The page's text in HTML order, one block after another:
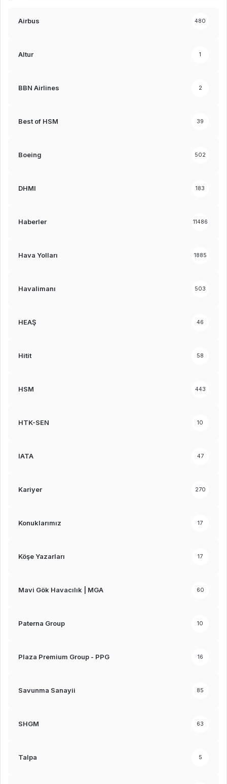
Airbus 480
Altur 1
BBN Airlines 2
Best of HSM 39
Boeing 502
DHMI 183
Haberler 11486
Hava Yolları 1885
Havalimanı 503
HEAŞ 46
Hitit 58
HSM 443
HTK-SEN 10
IATA 47
Kariyer 270
Konuklarımız 17
Köşe Yazarları 17
Mavi Gök Havacılık | MGA 60
Paterna Group 10
Plaza Premium Group - PPG 16
Savunma Sanayii 85
SHGM 63
Talpa 5